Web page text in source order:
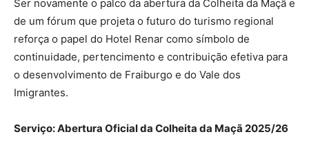
Ser novamente o palco da abertura da Colheita da Maçã e
de um fórum que projeta o futuro do turismo regional
reforça o papel do Hotel Renar como símbolo de
continuidade, pertencimento e contribuição efetiva para
o desenvolvimento de Fraiburgo e do Vale dos
Imigrantes.
Serviço: Abertura Oficial da Colheita da Maçã 2025/26